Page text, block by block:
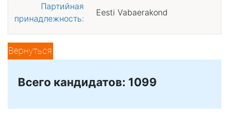
Партийная
принадлежность:
Eesti Vabaerakond
Вернуться
Всего кандидатов: 1099